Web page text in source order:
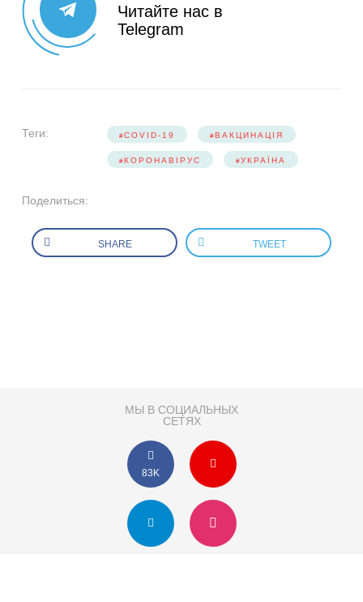
Читайте нас в
Telegram
Теги: COVID-19 ВАКЦИНАЦІЯ
КОРОНАВІРУС УКРАЇНА
Поделиться:
SHARE TWEET
МЫ В СОЦИАЛЬНЫХ
СЕТЯХ
83K